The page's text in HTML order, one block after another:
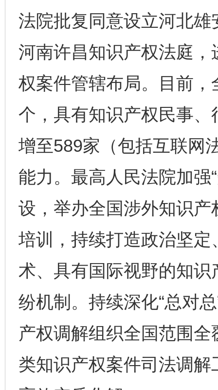
法院批复同意设立河北
河南许昌知识产权法庭
权案件管辖布局。目前
个，具有知识产权民事
增至589家（包括互联网
能力。最高人民法院加强
设，举办全国涉外知识
培训，持续打造政治坚
术、具有国际视野的知
纷机制。持续深化“总对
产权调解组织全国范围
类知识产权案件司法调